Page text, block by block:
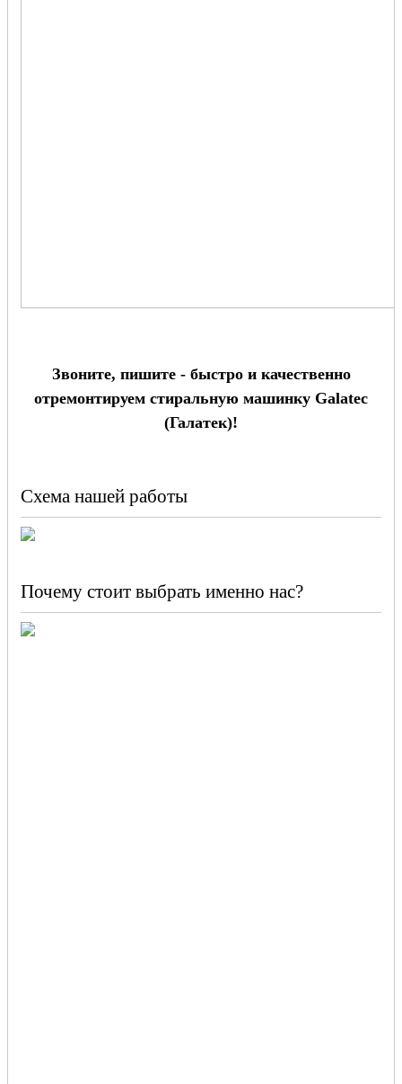
Звоните, пишите - быстро и качественно
отремонтируем стиральную машинку Galatec
(Галатек)!
Схема нашей работы
Почему стоит выбрать именно нас?